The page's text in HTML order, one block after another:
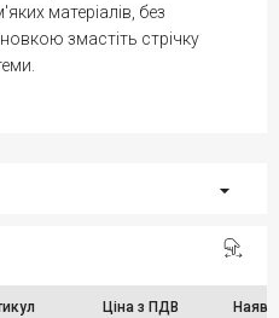
Ціна з ПДВ
матеріалів, без
змастіть стрічку